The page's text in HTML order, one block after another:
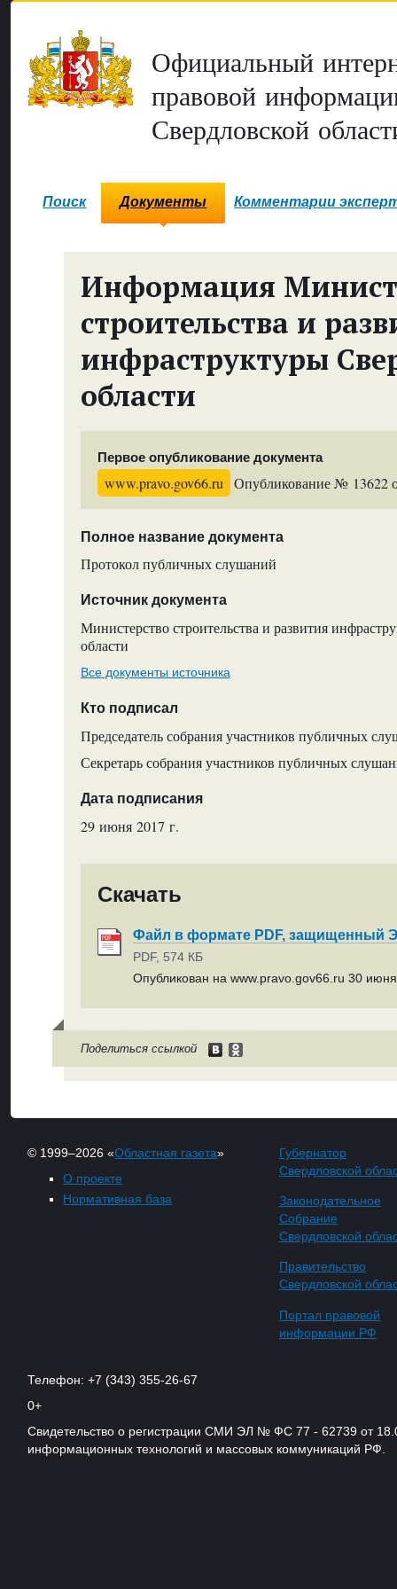
Официальный
правовой
Свердловской
Поиск Документы Комментарии
Информация
строительства и
инфраструктуры
области
Первое опубликование документа
www.pravo.gov66.ru Опубликование № 13622
Полное название документа
Протокол публичных слушаний
Источник документа
Министерство строительства и развития
области
Все документы источника
Кто подписал
Председатель собрания участников публичных
Секретарь собрания участников публичных
Дата подписания
29 июня 2017 г.
Скачать
Файл в формате PDF, защищенный
PDF, 574 КБ
Опубликован на www.pravo.gov66.ru 30 июня
Поделиться ссылкой
© 1999–2026 «Областная газета»
О проекте
Нормативная база
Губернатор
Свердловской
Законодательное
Собрание
Свердловской
Правительство
Свердловской
Портал правовой
информации РФ
Телефон: +7 (343) 355-26-67
0+
Свидетельство о регистрации СМИ ЭЛ № ФС 77 - 62739 от
информационных технологий и массовых коммуникаций РФ.